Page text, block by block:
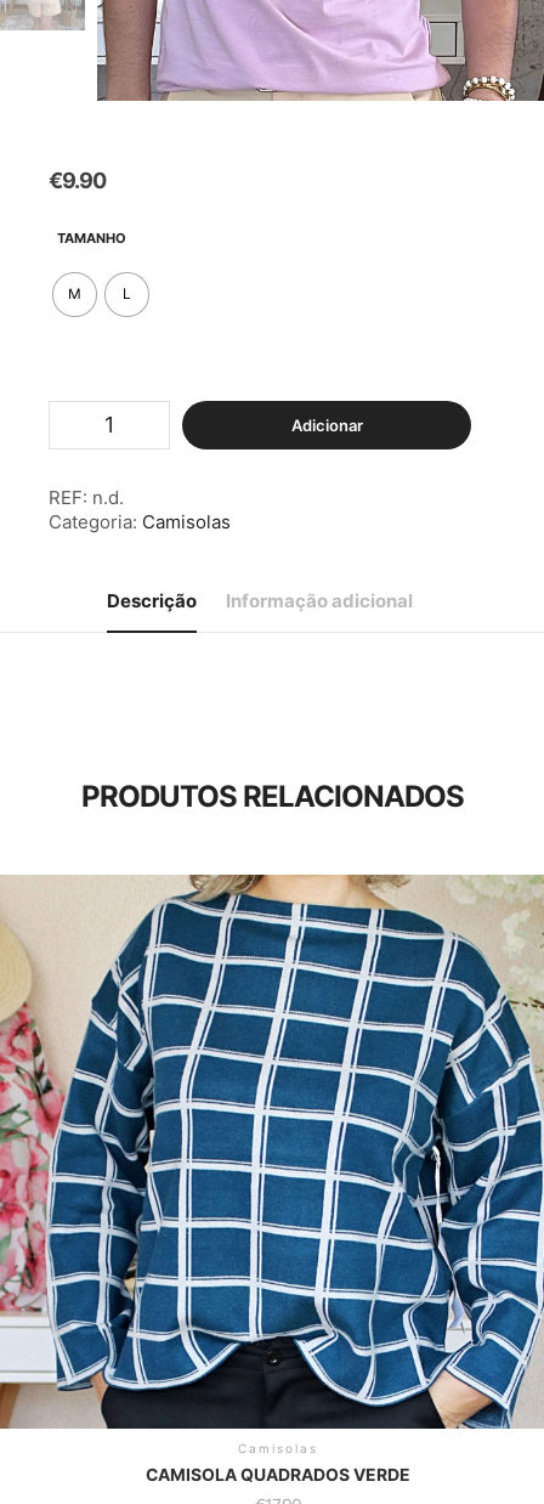
€9.90
TAMANHO
M L
Camisola
Entrançado
Gola
Adicionar
REF: n.d.
Categoria: Camisolas
Descrição Informação adicional
PRODUTOS RELACIONADOS
Camisolas
CAMISOLA QUADRADOS VERDE